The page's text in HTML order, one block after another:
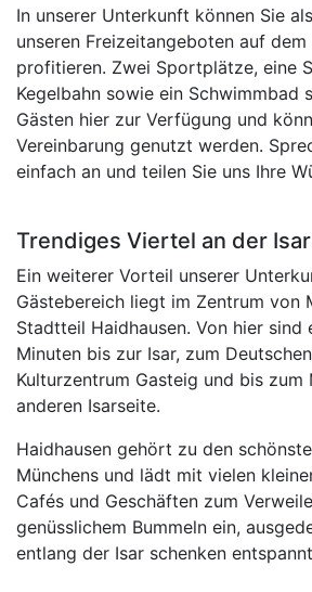
In unserer Unterkunft können Sie
unseren Freizeitangeboten auf dem
profitieren. Zwei Sportplätze, eine
Kegelbahn sowie ein Schwimmbad
Gästen hier zur Verfügung und
Vereinbarung genutzt werden.
einfach an und teilen Sie uns Ihre
Trendiges Viertel an der Isar
Ein weiterer Vorteil unserer
Gästebereich liegt im Zentrum von
Stadtteil Haidhausen. Von hier sind
Minuten bis zur Isar, zum
Kulturzentrum Gasteig und bis
anderen Isarseite.
Haidhausen gehört zu den
Münchens und lädt mit vielen
Cafés und Geschäften zum
genüsslichem Bummeln ein,
entlang der Isar schenken